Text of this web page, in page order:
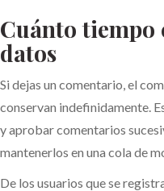
Cuánto tiempo
datos
Si dejas un comentario, el
conservan indefinidamente.
y aprobar comentarios
mantenerlos en una cola de
De los usuarios que se